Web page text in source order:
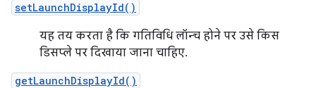
setLaunchDisplayId()
यह तय करता है कि गतिविधि लॉन्च होने पर उसे किस
डिसप्ले पर दिखाया जाना चाहिए.
getLaunchDisplayId()